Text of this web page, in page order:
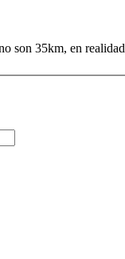
son 35km, en